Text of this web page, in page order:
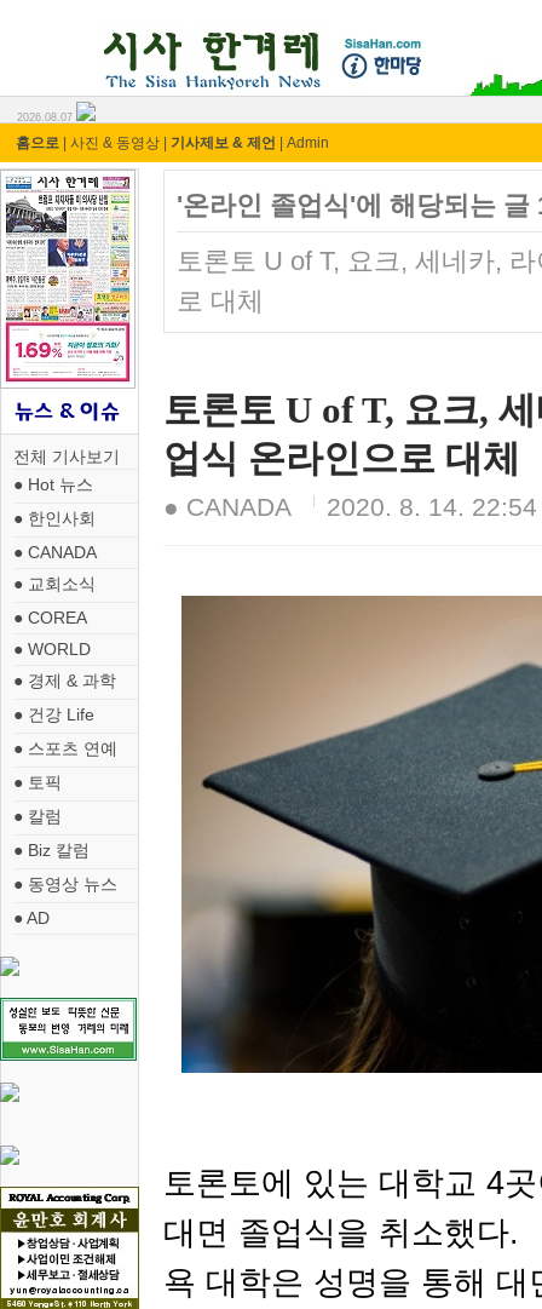
2026.08.07
홈으로 사진 & 동영상 기사제보 & 제언 Admin
전체 기사보기
● Hot 뉴스
● 한인사회
● CANADA
● 교회소식
● COREA
● WORLD
● 경제 & 과학
● 건강 Life
● 스포츠 연예
● 토픽
● 칼럼
● Biz 칼럼
● 동영상 뉴스
● AD
'온라인 졸업식'에 해당되는 글
토론토 U of T, 요크, 세네카,
로 대체
토론토 U of T, 요크,
업식 온라인으로 대체
● CANADA 2020. 8. 14. 22:54
토론토에 있는 대학교 4
대면 졸업식을 취소했다.
욕 대학은 성명을 통해